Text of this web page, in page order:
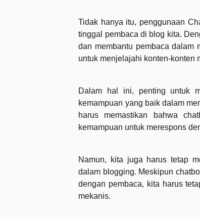
Tidak hanya itu, penggunaan
tinggal pembaca di blog kita.
dan membantu pembaca
untuk menjelajahi konten-konten
Dalam hal ini, penting untuk
kemampuan yang baik dalam
harus memastikan bahwa
kemampuan untuk merespons
Namun, kita juga harus tetap
dalam blogging. Meskipun
dengan pembaca, kita harus
mekanis.